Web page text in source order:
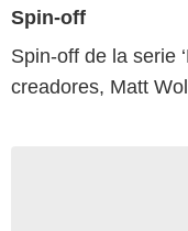
Spin-off
Spin-off de la serie
creadores, Matt